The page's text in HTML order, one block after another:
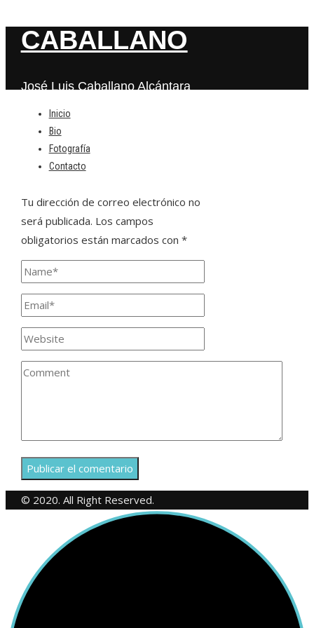
CABALLANO
José Luis Caballano Alcántara
Inicio
Bio
Fotografía
Contacto
Deja una respuesta
Tu dirección de correo electrónico no
será publicada. Los campos
obligatorios están marcados con *
© 2020. All Right Reserved.